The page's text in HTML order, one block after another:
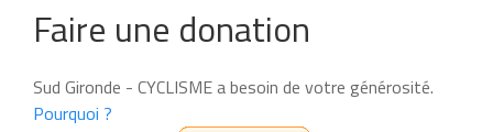
Faire une donation
Sud Gironde - CYCLISME a besoin de votre générosité.
Pourquoi ?